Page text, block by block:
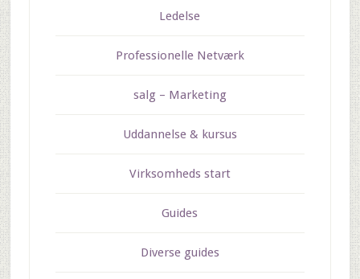
Ledelse
Professionelle Netværk
salg – Marketing
Uddannelse & kursus
Virksomheds start
Guides
Diverse guides